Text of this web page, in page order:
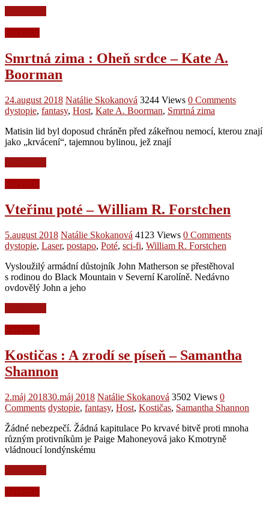
Smrtná zima : Oheň srdce – Kate A.
Boorman
24.august 2018 Natálie Skokanová 3244 Views 0 Comments
dystopie, fantasy, Host, Kate A. Boorman, Smrtná zima
Matisin lid byl doposud chráněn před zákeřnou nemocí, kterou znají
jako „krvácení“, tajemnou bylinou, jež znají
Vteřinu poté – William R. Forstchen
5.august 2018 Natálie Skokanová 4123 Views 0 Comments
dystopie, Laser, postapo, Poté, sci-fi, William R. Forstchen
Vysloužilý armádní důstojník John Matherson se přestěhoval
s rodinou do Black Mountain v Severní Karolíně. Nedávno
ovdovělý John a jeho
Kostičas : A zrodí se píseň – Samantha
Shannon
2.máj 201830.máj 2018 Natálie Skokanová 3502 Views 0
Comments dystopie, fantasy, Host, Kostičas, Samantha Shannon
Žádné nebezpečí. Žádná kapitulace Po krvavé bitvě proti mnoha
různým protivníkům je Paige Mahoneyová jako Kmotryně
vládnoucí londýnskému